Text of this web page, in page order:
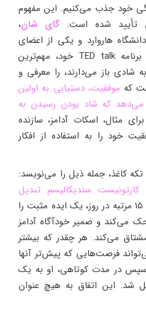
خود جذب می‌کنیم. این مفهوم
تأیید شده است. گای شان،
هاروارد و یکی از اعضای
مجله SUCCESS در یکی از برنامه TED talk خود، مهم‌ترین
شادی باز می‌دارند، را معرفی و
که موفقیت، دستیابی به اولین
می‌دهد که شاد بودن رسیدن به
برای مثال، اسکات آدامز، سازنده
خود را به استفاده از افکار
کاغذ، جمله ذیل را می‌نویسد:
سندیکالیسم تبدیل
نوشتن این جمله 15 مرتبه در روز، یک ایده مثبت را
می‌کند و ضمیر خودآگاه آدامز
می‌کند. هر چقدر که بیشتر
فرصت‌هایی که پیش‌تر آنها
سپس در مدت کوتاهی، او به یک
شد. این اتفاق به هیچ عنوان